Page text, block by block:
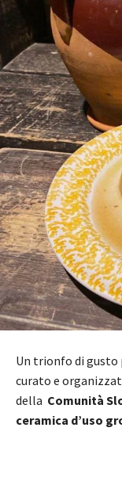
Un trionfo di
curato e
della Comunità
ceramica d’uso